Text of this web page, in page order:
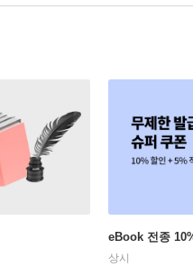
eBook 전종
상시